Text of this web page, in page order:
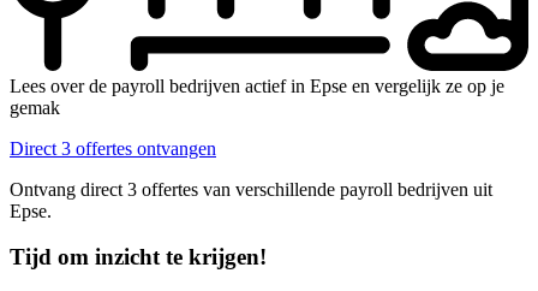
Lees over de payroll bedrijven actief in Epse en vergelijk ze op je
gemak
Direct 3 offertes ontvangen
Ontvang direct 3 offertes van verschillende payroll bedrijven uit
Epse.
Tijd om inzicht te krijgen!